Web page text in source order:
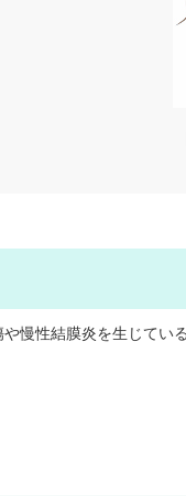
慢性結膜炎を生じてい